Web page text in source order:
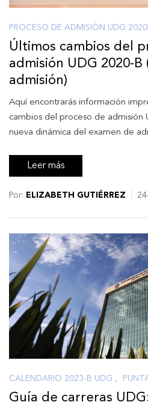
PROCESO DE ADMISIÓN UDG
Últimos cambios del
admisión UDG 2020-B
admisión)
Aquí encontrarás información
cambios del proceso de admisión
nueva dinámica del examen de
Leer más
Por: ELIZABETH GUTIÉRREZ
CALENDARIO 2023-B UDG ,
Guía de carreras